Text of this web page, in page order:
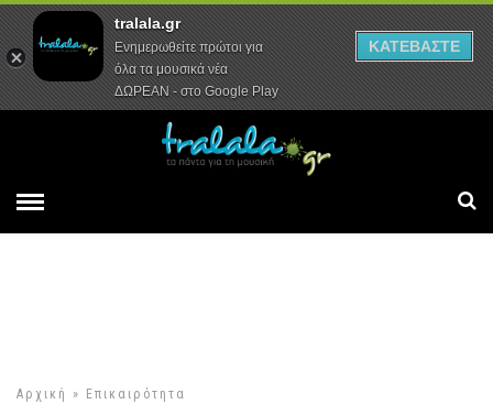
Αρχική Συνεντεύξεις Ρεπορτάζ
Αρχική » Επικαιρότητα
tralala.gr
Ενημερωθείτε πρώτοι για
όλα τα μουσικά νέα
ΔΩΡΕΑΝ - στο Google Play
ΚΑΤΕΒΑΣΤΕ